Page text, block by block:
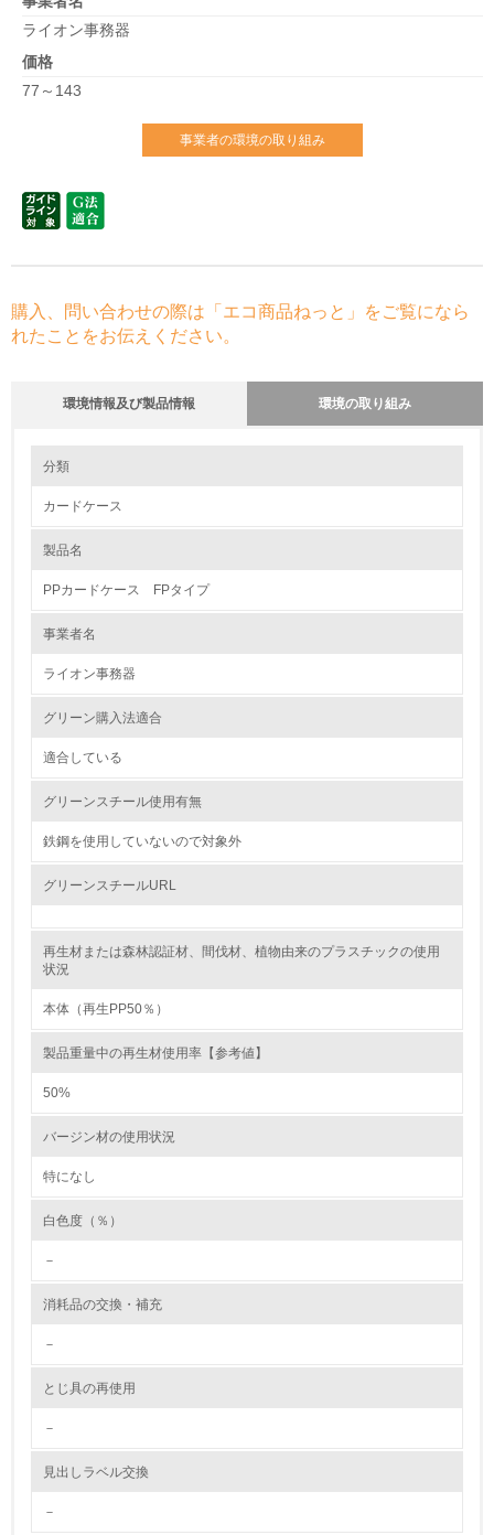
ライオン事務器
価格
77～143
事業者の環境の取り組み
購入、問い合わせの際は「エコ商品ねっと」をご覧になら
れたことをお伝えください。
環境情報及び製品情報 環境の取り組み
1.環境取り組み体制
レベル2
環境取り組み体制と成果を定期的に検証して次の活動に活
境対策を理解し、実践している
環境活動に関する規格やプログラムを導入している
4
第三者認証を取得している
分類
カードケース
製品名
PPカードケース FPタイプ
事業者名
ライオン事務器
グリーン購入法適合
適合している
グリーンスチール使用有無
鉄鋼を使用していないので対象外
グリーンスチールURL
再生材または森林認証材、間伐材、植物由来のプラスチックの使用
状況
本体（再生PP50％）
製品重量中の再生材使用率【参考値】
50%
バージン材の使用状況
特になし
白色度（％）
－
消耗品の交換・補充
－
とじ具の再使用
－
見出しラベル交換
－